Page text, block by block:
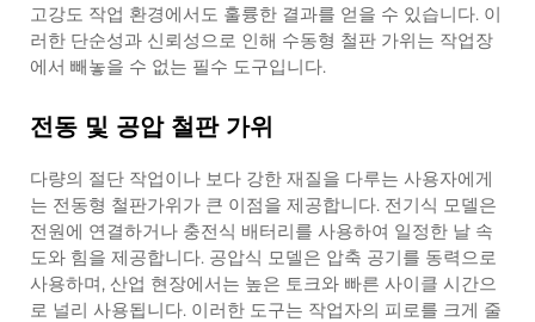
고강도 작업 환경에서도 훌륭한 결과를 얻을 수 있습니다. 이
러한 단순성과 신뢰성으로 인해 수동형 철판 가위는 작업장
에서 빼놓을 수 없는 필수 도구입니다.
전동 및 공압 철판 가위
다량의 절단 작업이나 보다 강한 재질을 다루는 사용자에게
는 전동형 철판가위가 큰 이점을 제공합니다. 전기식 모델은
전원에 연결하거나 충전식 배터리를 사용하여 일정한 날 속
도와 힘을 제공합니다. 공압식 모델은 압축 공기를 동력으로
사용하며, 산업 현장에서는 높은 토크와 빠른 사이클 시간으
로 널리 사용됩니다. 이러한 도구는 작업자의 피로를 크게 줄